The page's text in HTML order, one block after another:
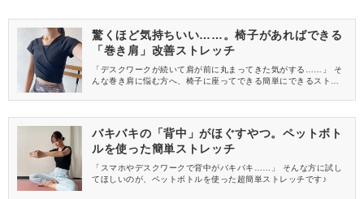
驚くほど気持ちいい……。椅子があればできる
「巻き肩」改善ストレッチ
「デスクワークが続いて肩が前に丸まってきた気がする……」 そ
んな巻き肩に悩む方へ、椅子に座ってできる簡単にできるストレ
バキバキの「背中」がほぐすやつ。ペットボト
ルを使った簡単ストレッチ
「スマホやデスクワークで背中がバキバキ……」 そんな方に試し
てほしいのが、ペットボトルを使った超簡単ストレッチです♪